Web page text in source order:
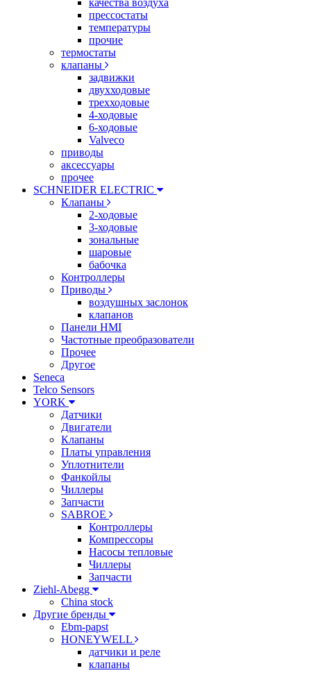
качества воздуха
прессостаты
температуры
прочие
термостаты
клапаны
задвижки
двухходовые
трехходовые
4-ходовые
6-ходовые
Valveco
приводы
аксессуары
прочее
SCHNEIDER ELECTRIC
Клапаны
2-ходовые
3-ходовые
зональные
шаровые
бабочка
Контроллеры
Приводы
воздушных заслонок
клапанов
Панели HMI
Частотные преобразователи
Прочее
Другое
Seneca
Telco Sensors
YORK
Датчики
Двигатели
Клапаны
Платы управления
Уплотнители
Фанкойлы
Чиллеры
Запчасти
SABROE
Контроллеры
Компрессоры
Насосы тепловые
Чиллеры
Запчасти
Ziehl-Abegg
China stock
Другие бренды
Ebm-papst
HONEYWELL
датчики и реле
клапаны